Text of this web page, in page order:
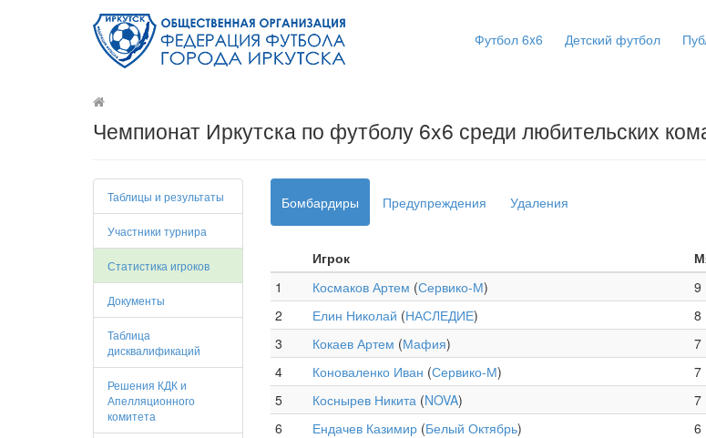
Футбол 6x6 Детский футбол
Чемпионат Иркутска по футболу 6x6 среди любительских
Таблицы и результаты
Участники турнира
Статистика игроков
Документы
Таблица
дисквалификаций
Решения КДК и
Апелляционного
комитета
Бомбардиры Предупреждения Удаления
Игрок
1
Космаков Артем (Сервико-М) 9
2
Елин Николай (НАСЛЕДИЕ) 8
3
Кокаев Артем (Мафия) 7
4
Коноваленко Иван (Сервико-М) 7
5
Коснырев Никита (NOVA) 7
6
Ендачев Казимир (Белый Октябрь) 6